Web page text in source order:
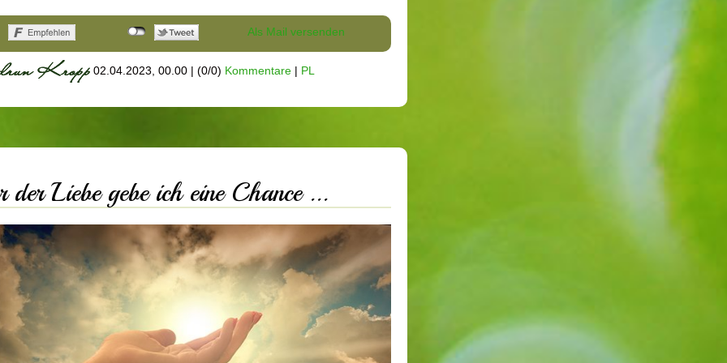
Als Mail versenden
02.04.2023, 00.00| (0/0) Kommentare| PL
der Liebe gebe ich eine Chance ...